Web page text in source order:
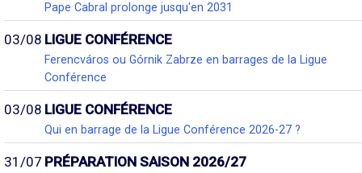
Pape Cabral prolonge jusqu'en 2031
03/08 LIGUE CONFÉRENCE
Ferencváros ou Górnik Zabrze en barrages de la Ligue
Conférence
03/08 LIGUE CONFÉRENCE
Qui en barrage de la Ligue Conférence 2026-27 ?
31/07 PRÉPARATION SAISON 2026/27